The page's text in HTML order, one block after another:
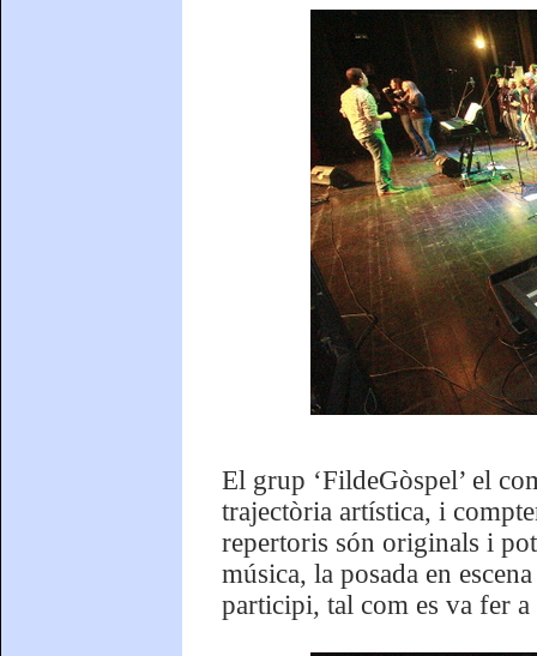
El grup ‘FildeGòspel’ el
trajectòria artística, i
repertoris són originals i
música, la posada en
participi, tal com es va fer a